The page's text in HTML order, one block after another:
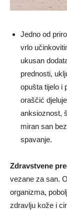
Jedno od
vrlo
ukusan
prednosti,
opušta tijelo i
oraščić
anksioznost,
miran san
spavanje.
Zdravstvene
vezane za san.
organizma,
zdravlju kože i